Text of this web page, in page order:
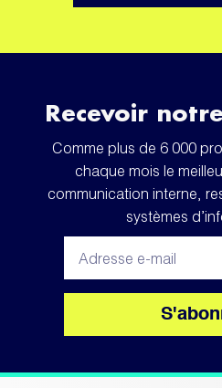
Recevoir
Comme plus de 6 000
chaque mois le
communication interne,
systèmes